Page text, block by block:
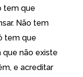
tem que
Não tem
tem que
que não existe
e acreditar